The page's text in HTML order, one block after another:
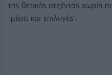
της θετικής ατζέντας χωρίς
"μέσα και επιλογές".